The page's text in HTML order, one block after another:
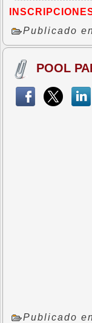
Publicado
POOL
Publicado